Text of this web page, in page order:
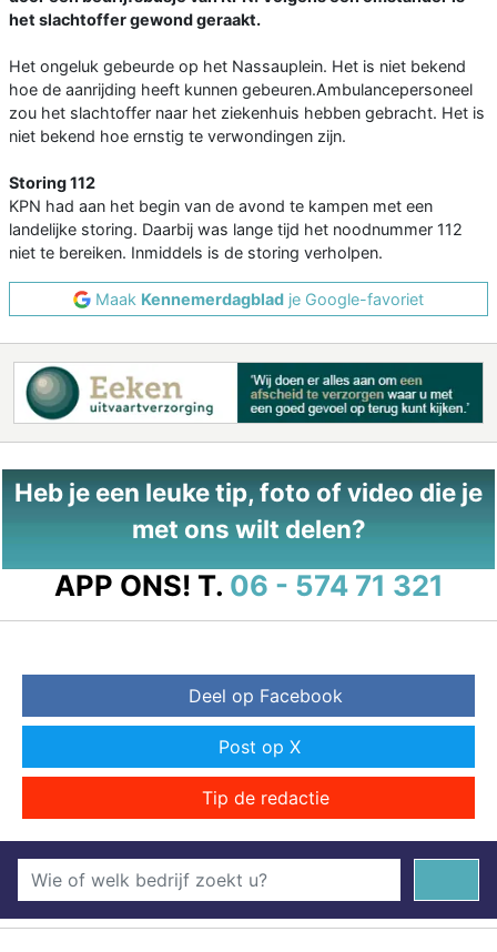
het slachtoffer gewond geraakt.
Het ongeluk gebeurde op het Nassauplein. Het is niet bekend
hoe de aanrijding heeft kunnen gebeuren.Ambulancepersoneel
zou het slachtoffer naar het ziekenhuis hebben gebracht. Het is
niet bekend hoe ernstig te verwondingen zijn.
Storing 112
KPN had aan het begin van de avond te kampen met een
landelijke storing. Daarbij was lange tijd het noodnummer 112
niet te bereiken. Inmiddels is de storing verholpen.
Maak Kennemerdagblad je Google-favoriet
Heb je een leuke tip, foto of video die je
met ons wilt delen?
APP ONS! T. 06 - 574 71 321
Deel op Facebook
Post op X
Tip de redactie